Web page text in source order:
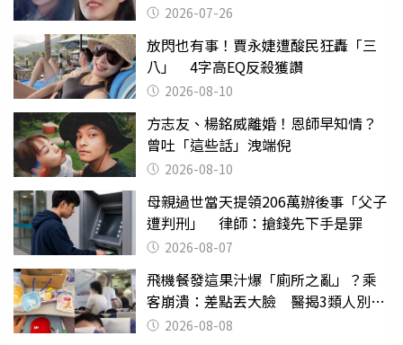
2026-07-26
放閃也有事！賈永婕遭酸民狂轟「三
八」 4字高EQ反殺獲讚
2026-08-10
方志友、楊銘威離婚！恩師早知情？
曾吐「這些話」洩端倪
2026-08-10
母親過世當天提領206萬辦後事「父子
遭判刑」 律師：搶錢先下手是罪
2026-08-07
飛機餐發這果汁爆「廁所之亂」？乘
客崩潰：差點丟大臉 醫揭3類人別亂
喝 2026-08-08